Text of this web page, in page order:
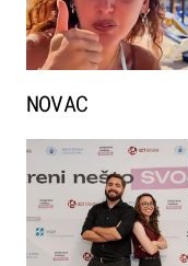
NOVAC